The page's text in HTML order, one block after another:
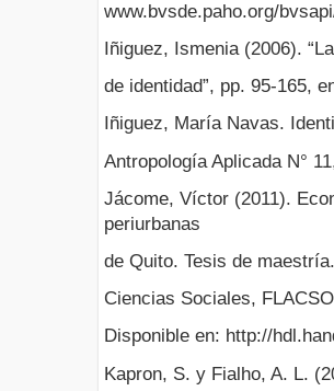
www.bvsde.paho.org/
Iñiguez, Ismenia (2006).
de identidad”, pp. 95-165,
Iñiguez, María Navas.
Antropología Aplicada N°
Jácome, Víctor (2011).
periurbanas
de Quito. Tesis de
Ciencias Sociales,
Disponible en: http://
Kapron, S. y Fialho, A. L.